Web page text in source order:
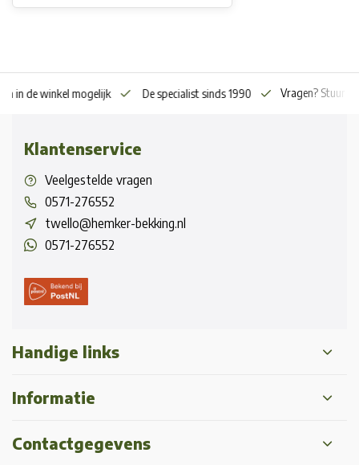
in de winkel mogelijk De specialist sinds 1990 Vragen? Stuur
Klantenservice
Veelgestelde vragen
0571-276552
twello@hemker-bekking.nl
0571-276552
Handige links
Informatie
Contactgegevens